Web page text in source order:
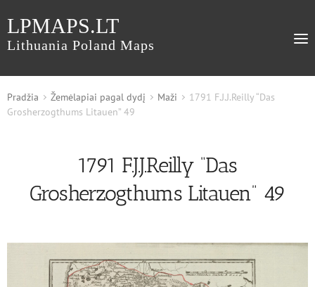
LPMAPS.LT
Lithuania Poland Maps
Pradžia Žemėlapiai pagal dydį Maži
1791 F.J.J.Reilly “Das
Grosherzogthums Litauen” 49
1791 F.J.J.Reilly “Das
Grosherzogthums Litauen” 49